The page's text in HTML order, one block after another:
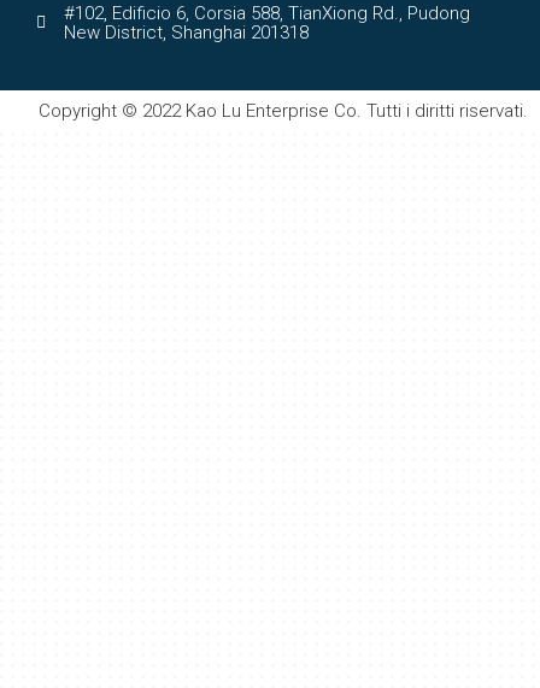
#102, Edificio 6, Corsia 588, TianXiong Rd., Pudong
New District, Shanghai 201318
Copyright © 2022 Kao Lu Enterprise Co. Tutti i diritti riservati.